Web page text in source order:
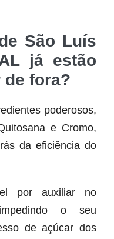
São Luís
já estão
fora?
poderosos,
e Cromo,
da eficiência do
por auxiliar no
o seu
de açúcar dos